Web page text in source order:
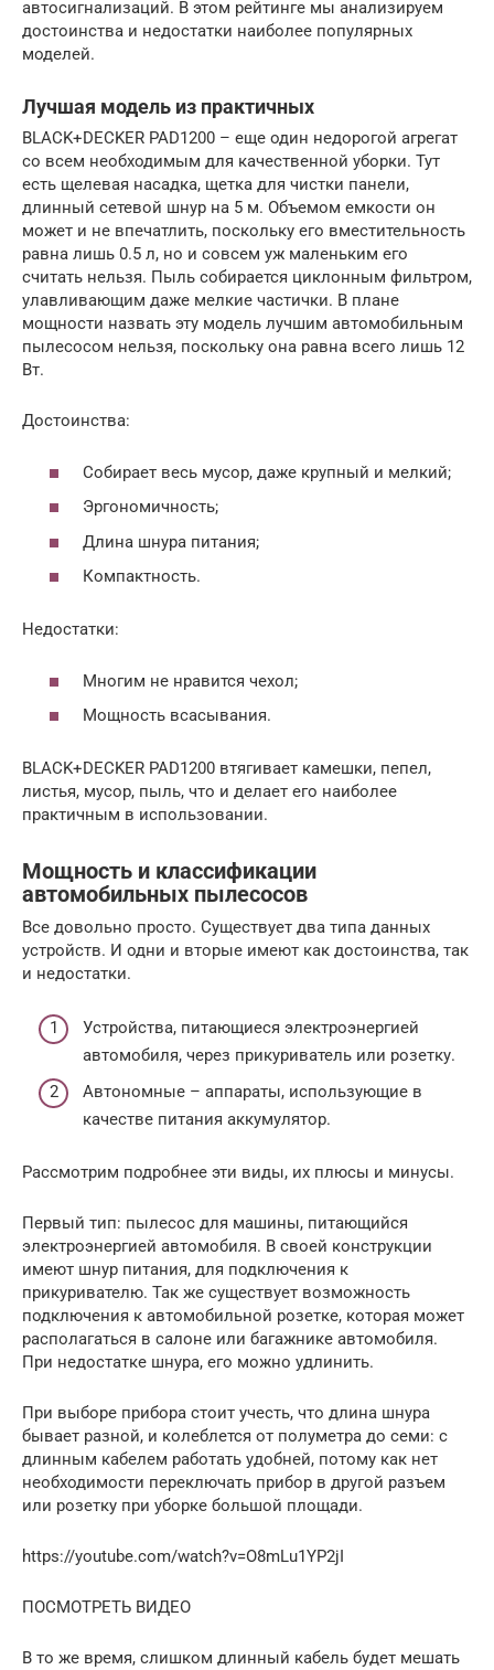
автосигнализаций. В этом рейтинге мы анализируем
достоинства и недостатки наиболее популярных
моделей.
Лучшая модель из практичных
BLACK+DECKER PAD1200 – еще один недорогой агрегат
со всем необходимым для качественной уборки. Тут
есть щелевая насадка, щетка для чистки панели,
длинный сетевой шнур на 5 м. Объемом емкости он
может и не впечатлить, поскольку его вместительность
равна лишь 0.5 л, но и совсем уж маленьким его
считать нельзя. Пыль собирается циклонным фильтром,
улавливающим даже мелкие частички. В плане
мощности назвать эту модель лучшим автомобильным
пылесосом нельзя, поскольку она равна всего лишь 12
Вт.
Достоинства:
Собирает весь мусор, даже крупный и мелкий;
Эргономичность;
Длина шнура питания;
Компактность.
Недостатки:
Многим не нравится чехол;
Мощность всасывания.
BLACK+DECKER PAD1200 втягивает камешки, пепел,
листья, мусор, пыль, что и делает его наиболее
практичным в использовании.
Мощность и классификации
автомобильных пылесосов
Все довольно просто. Существует два типа данных
устройств. И одни и вторые имеют как достоинства, так
и недостатки.
Устройства, питающиеся электроэнергией
автомобиля, через прикуриватель или розетку.
Автономные – аппараты, использующие в
качестве питания аккумулятор.
Рассмотрим подробнее эти виды, их плюсы и минусы.
Первый тип: пылесос для машины, питающийся
электроэнергией автомобиля. В своей конструкции
имеют шнур питания, для подключения к
прикуривателю. Так же существует возможность
подключения к автомобильной розетке, которая может
располагаться в салоне или багажнике автомобиля.
При недостатке шнура, его можно удлинить.
При выборе прибора стоит учесть, что длина шнура
бывает разной, и колеблется от полуметра до семи: с
длинным кабелем работать удобней, потому как нет
необходимости переключать прибор в другой разъем
или розетку при уборке большой площади.
https://youtube.com/watch?v=O8mLu1YP2jI
ПОСМОТРЕТЬ ВИДЕО
В то же время, слишком длинный кабель будет мешать